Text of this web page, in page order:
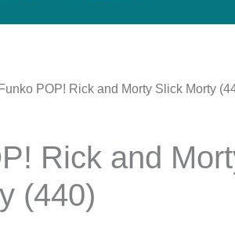
POP! Rick and Morty Slick Morty
Rick and
(440)